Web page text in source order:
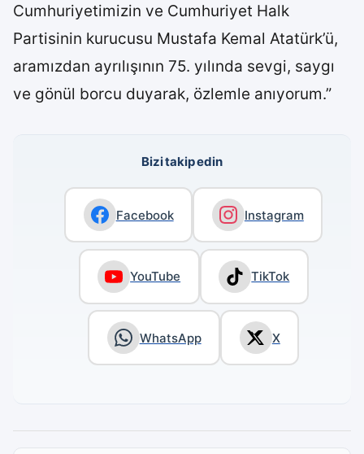
Cumhuriyetimizin ve Cumhuriyet Halk
Partisinin kurucusu Mustafa Kemal Atatürk’ü,
aramızdan ayrılışının 75. yılında sevgi, saygı
ve gönül borcu duyarak, özlemle anıyorum.”
Bizi takip edin
Facebook Instagram
YouTube TikTok
WhatsApp X